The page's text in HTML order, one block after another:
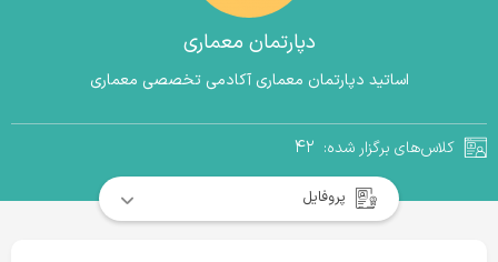
دپارتمان معماری
اساتید دپارتمان معماری آکادمی تخصصی معماری
کلاس‌های برگزار شده: ۴۲
پروفایل